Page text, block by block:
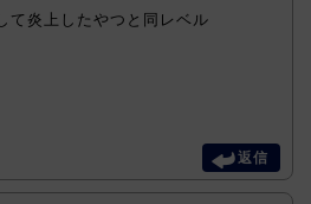
て炎上したやつと同レベル
返信